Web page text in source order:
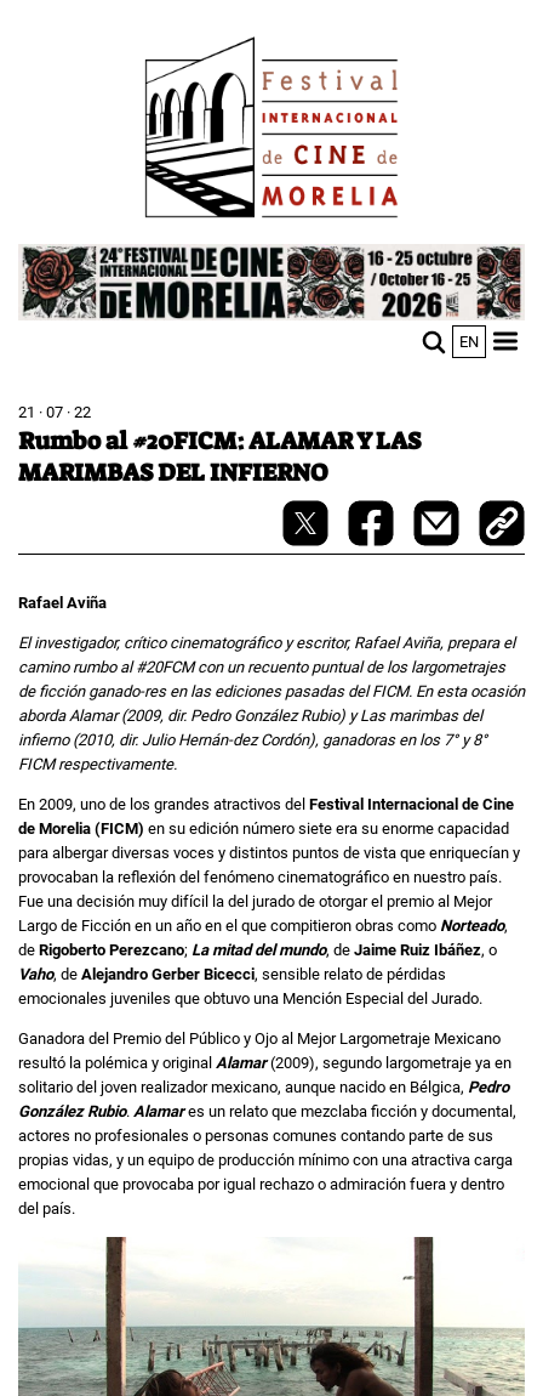
Image
EN
21 · 07 · 22
Rumbo al #20FICM: ALAMAR Y LAS
MARIMBAS DEL INFIERNO
Rafael Aviña
El investigador, crítico cinematográfico y escritor, Rafael Aviña, prepara el
camino rumbo al #20FCM con un recuento puntual de los largometrajes
de ficción ganado-res en las ediciones pasadas del FICM. En esta ocasión
aborda Alamar (2009, dir. Pedro González Rubio) y Las marimbas del
infierno (2010, dir. Julio Hernán-dez Cordón), ganadoras en los 7° y 8°
FICM respectivamente.
En 2009, uno de los grandes atractivos del Festival Internacional de Cine
de Morelia (FICM) en su edición número siete era su enorme capacidad
para albergar diversas voces y distintos puntos de vista que enriquecían y
provocaban la reflexión del fenómeno cinematográfico en nuestro país.
Fue una decisión muy difícil la del jurado de otorgar el premio al Mejor
Largo de Ficción en un año en el que compitieron obras como Norteado,
de Rigoberto Perezcano; La mitad del mundo, de Jaime Ruiz Ibáñez, o
Vaho, de Alejandro Gerber Bicecci, sensible relato de pérdidas
emocionales juveniles que obtuvo una Mención Especial del Jurado.
Ganadora del Premio del Público y Ojo al Mejor Largometraje Mexicano
resultó la polémica y original Alamar(2009), segundo largometraje ya en
solitario del joven realizador mexicano, aunque nacido en Bélgica, Pedro
González Rubio. Alamares un relato que mezclaba ficción y documental,
actores no profesionales o personas comunes contando parte de sus
propias vidas, y un equipo de producción mínimo con una atractiva carga
emocional que provocaba por igual rechazo o admiración fuera y dentro
del país.